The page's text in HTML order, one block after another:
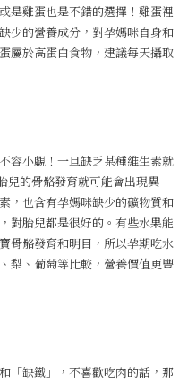
是雞蛋也是不錯的選擇！雞蛋裡
少的營養成分，對孕媽咪自身和
屬於高蛋白食物，建議每天攝取
容小覷！一旦缺乏某種維生素就
兒的骨骼發育就可能會出現異
，也含有孕媽咪缺少的礦物質和
對胎兒都是很好的。有些水果能
骨骼發育和明目，所以孕期吃水
梨、葡萄等比較，營養價值更豐
「缺鐵」，不喜歡吃肉的話，那